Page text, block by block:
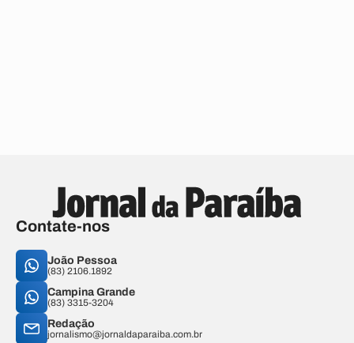
Contate-nos
João Pessoa
(83) 2106.1892
Campina Grande
(83) 3315-3204
Redação
jornalismo@jornaldaparaiba.com.br